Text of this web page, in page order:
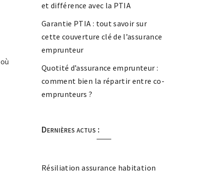
et différence avec la PTIA
Garantie PTIA : tout savoir sur
cette couverture clé de l’assurance
emprunteur
Quotité d’assurance emprunteur :
comment bien la répartir entre co-
emprunteurs ?
Dernières actus :
Résiliation assurance habitation